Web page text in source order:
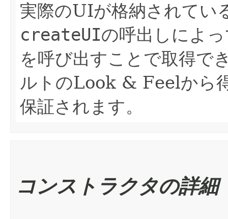
実際のUIが格納されてい
createUIの呼出しによ
を呼び出すことで取得で
ルトのLook & Feelから
保証されます。
コンストラクタの詳細